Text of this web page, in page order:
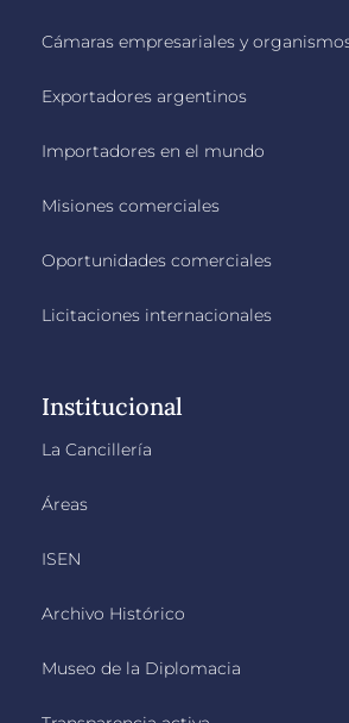
Cámaras empresariales y
Exportadores argentinos
Importadores en el mundo
Misiones comerciales
Oportunidades comerciales
Licitaciones internacionales
Institucional
La Cancillería
Áreas
ISEN
Archivo Histórico
Museo de la Diplomacia